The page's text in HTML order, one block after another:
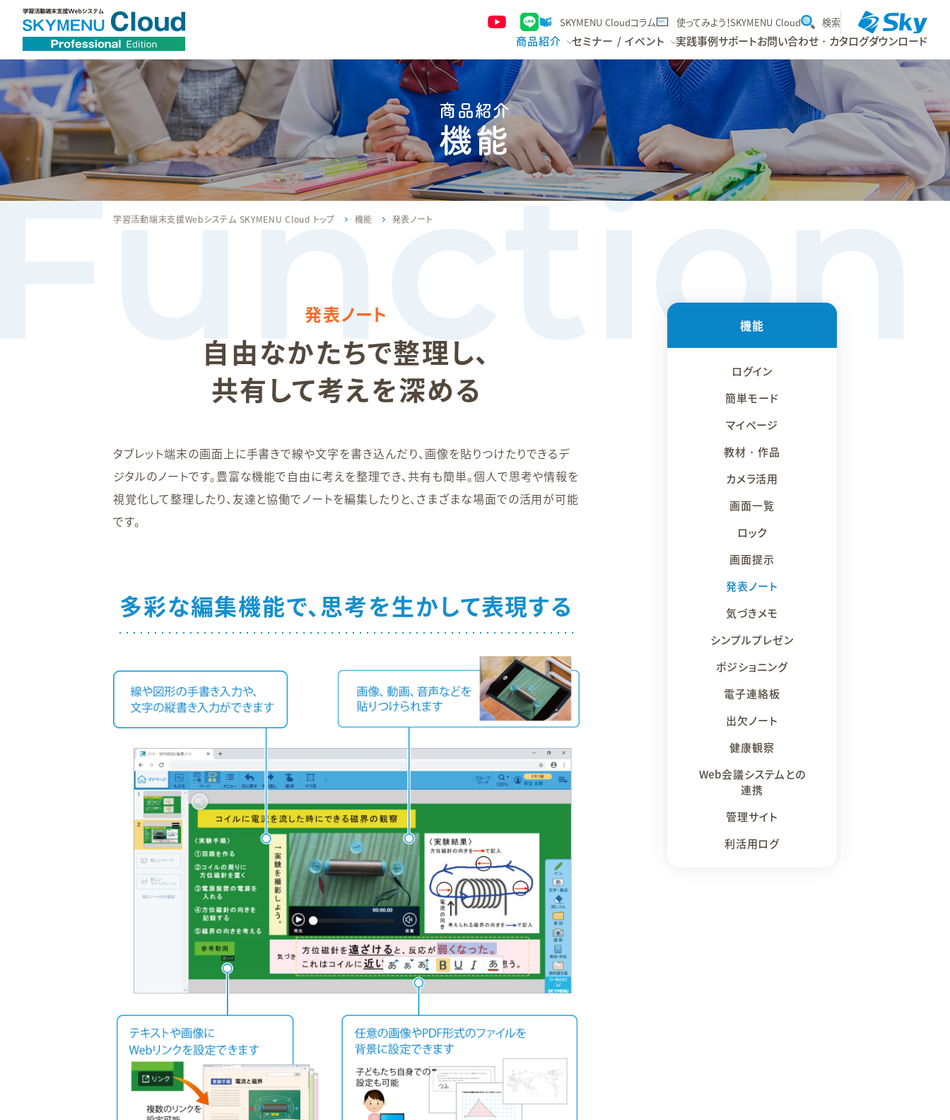
SKYMENU Cloudコラム 使ってみよう！SKYMENU Cloud 検索
商品紹介 セミナー / イベント 実践事例サポートお問い合わせ・カタログダウンロード
商品紹介
機能
学習活動端末支援Webシステム SKYMENU Cloud トップ 機能 発表ノート
発表ノート
自由なかたちで整理し、
共有して考えを深める
タブレット端末の画面上に手書きで線や文字を書き込んだり、画像を貼りつけたりできるデ
ジタルのノートです。豊富な機能で自由に考えを整理でき、共有も簡単。個人で思考や情報を
視覚化して整理したり、友達と協働でノートを編集したりと、さまざまな場面での活用が可能
です。
多彩な編集機能で、思考を生かして表現する
機能
ログイン
簡単モード
マイページ
教材・作品
カメラ活用
画面一覧
ロック
画面提示
発表ノート
気づきメモ
シンプルプレゼン
ポジショニング
電子連絡板
出欠ノート
健康観察
Web会議システムとの
連携
管理サイト
利活用ログ